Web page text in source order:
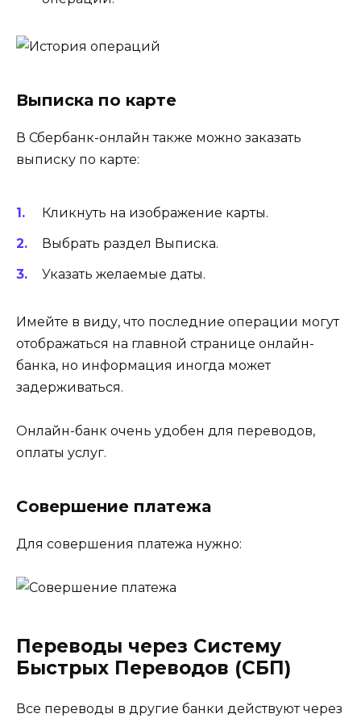
Выписка по карте
В Сбербанк-онлайн также можно заказать
выписку по карте:
Кликнуть на изображение карты.
Выбрать раздел Выписка.
Указать желаемые даты.
Имейте в виду, что последние операции могут
отображаться на главной странице онлайн-
банка, но информация иногда может
задерживаться.
Онлайн-банк очень удобен для переводов,
оплаты услуг.
Совершение платежа
Для совершения платежа нужно:
Переводы через Систему
Быстрых Переводов (СБП)
Все переводы в другие банки действуют через